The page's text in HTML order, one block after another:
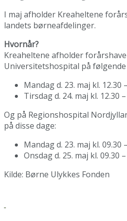
I maj afholder Kreaheltene
landets børneafdelinger.
Hvornår?
Kreaheltene afholder
Universitetshospital på følgende
Mandag d. 23. maj kl. 12.30
Tirsdag d. 24. maj kl. 12.30
Og på Regionshospital
på disse dage:
Mandag d. 23. maj kl. 09.30
Onsdag d. 25. maj kl. 09.30
Kilde: Børne Ulykkes Fonden